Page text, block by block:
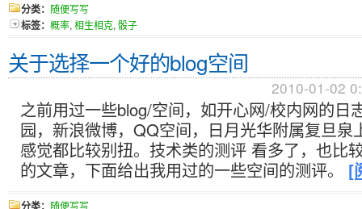
分类： 随便写写
标签： 概率, 相生相克, 骰子
关于选择一个好的blog空间
2010-01-02
之前用过一些blog/空间，如开心网/校内网的日
园，新浪微博，QQ空间，日月光华附属复旦泉
感觉都比较别扭。技术类的测评 看多了，也比
的文章，下面给出我用过的一些空间的测评。 [
分类： 随便写写